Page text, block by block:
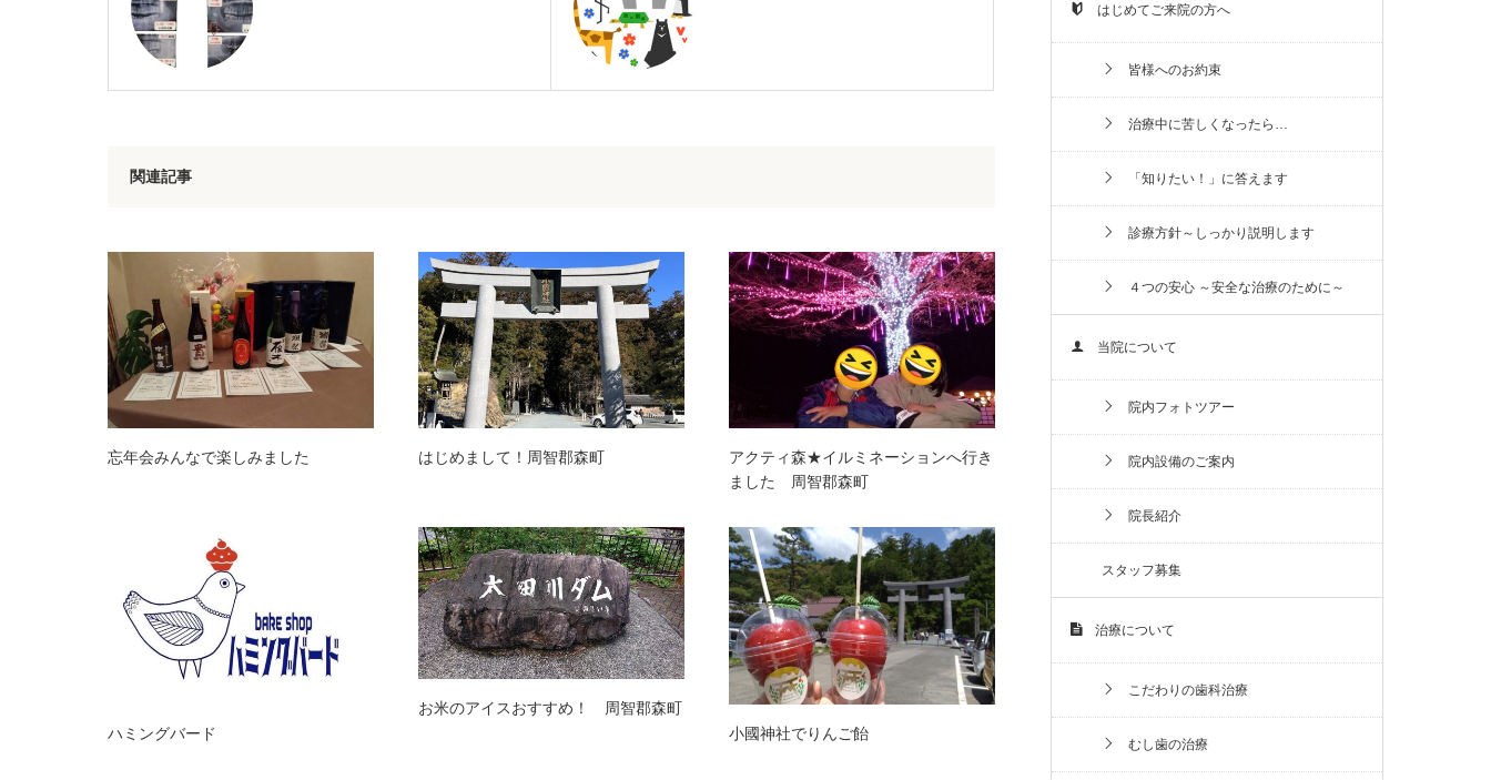
関連記事
忘年会みんなで楽しみました はじめまして！周智郡森町
アクティ森★イルミネーションへ行き
ました 周智郡森町
ハミングバード
お米のアイスおすすめ！ 周智郡森町
小國神社でりんご飴
はじめてご来院の方へ
皆様へのお約束
治療中に苦しくなったら…
「知りたい！」に答えます
診療方針～しっかり説明します
４つの安心 ～安全な治療のために～
当院について
院内フォトツアー
院内設備のご案内
院長紹介
スタッフ募集
治療について
こだわりの歯科治療
むし歯の治療